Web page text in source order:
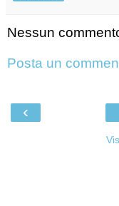
Nessun
Posta un
‹